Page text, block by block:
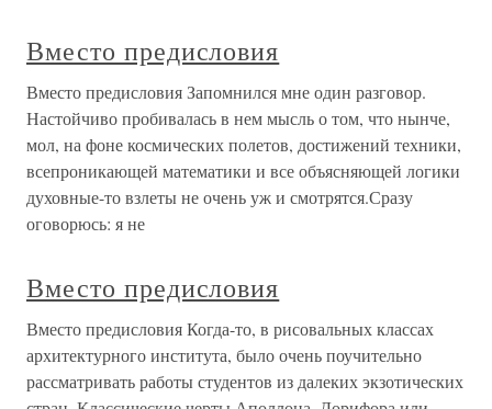
Вместо предисловия
Вместо предисловия Запомнился мне один разговор.
Настойчиво пробивалась в нем мысль о том, что нынче,
мол, на фоне космических полетов, достижений техники,
всепроникающей математики и все объясняющей логики
духовные-то взлеты не очень уж и смотрятся.Сразу
оговорюсь: я не
Вместо предисловия
Вместо предисловия Когда-то, в рисовальных классах
архитектурного института, было очень поучительно
рассматривать работы студентов из далеких экзотических